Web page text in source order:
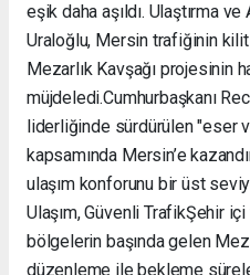
eşik daha aşıldı. Ulaştırma
Uraloğlu, Mersin trafiğinin
Mezarlık Kavşağı projesinin
müjdeledi. ​Cumhurbaşkanı
liderliğinde sürdürülen "eser
kapsamında Mersin’e
ulaşım konforunu bir üst
Ulaşım, Güvenli Trafik ​Şehir
bölgelerin başında gelen
düzenleme ile bekleme